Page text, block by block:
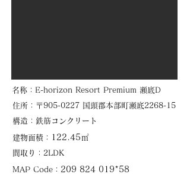
​名称：E-horizon Resort Premium 瀬底D
​住所： 〒905-0227 国頭郡本部町瀬底2268-15
​構造：鉄筋コンクリート
建物面積： 122.45㎡
​間取り：2LDK
​MAP Code： 209 824 019*58